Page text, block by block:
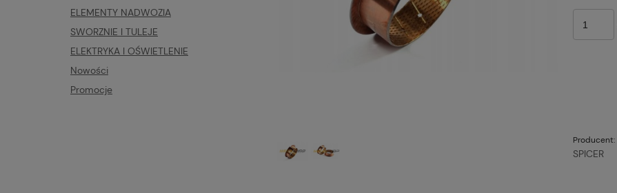
ELEMENTY NADWOZIA
SWORZNIE I TULEJE
ELEKTRYKA I OŚWIETLENIE
Nowości
Promocje
Producent:
SPICER